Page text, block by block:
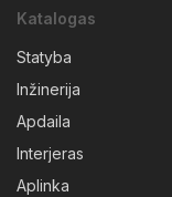
Katalogas
Statyba
Inžinerija
Apdaila
Interjeras
Aplinka